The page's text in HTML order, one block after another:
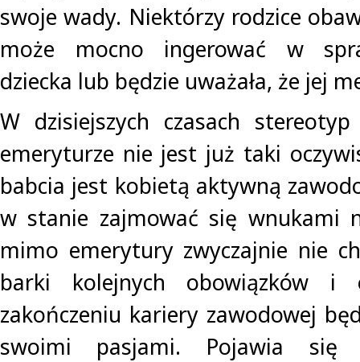
swoje wady. Niektórzy rodzice
może mocno ingerować w
dziecka lub będzie uważała, że jej
W dzisiejszych czasach
emeryturze nie jest już taki
babcia jest kobietą aktywną
w stanie zajmować się wnukami
mimo emerytury zwyczajnie nie
barki kolejnych obowiązków i
zakończeniu kariery zawodowej
swoimi pasjami. Pojawia się